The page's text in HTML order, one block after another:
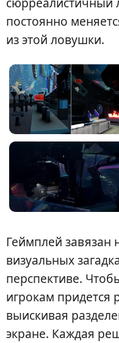
постоянно
из этой ловушки.
Геймплей завязан
визуальных
перспективе.
игрокам придется
выискивая
экране. Каждая